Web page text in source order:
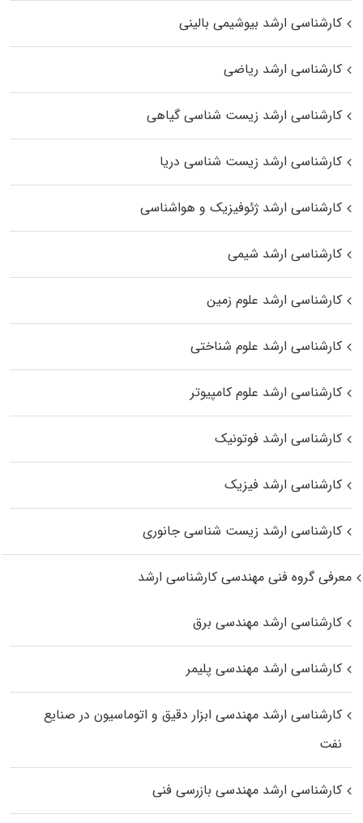
کارشناسی ارشد بیوشیمی بالینی
کارشناسی ارشد ریاضی
کارشناسی ارشد زیست‌ شناسی گیاهی
کارشناسی ارشد زیست‌ شناسی دریا
کارشناسی ارشد ژئوفیزیک و هواشناسی
کارشناسی ارشد شیمی
کارشناسی ارشد علوم زمین
کارشناسی ارشد علوم شناختی
کارشناسی ارشد علوم کامپیوتر
کارشناسی ارشد فوتونیک
کارشناسی ارشد فیزیک
کارشناسی ارشد زیست‌ شناسی جانوری
معرفی گروه فنی مهندسی کارشناسی ارشد
کارشناسی ارشد مهندسی برق
کارشناسی ارشد مهندسی پلیمر
کارشناسی ارشد مهندسی ابزار دقیق و اتوماسیون در صنایع
نفت
کارشناسی ارشد مهندسی بازرسی فنی